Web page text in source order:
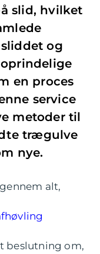
slid, hvilket
og
en proces
service
metoder til
trægulve
nye.
alt,
beslutning om,